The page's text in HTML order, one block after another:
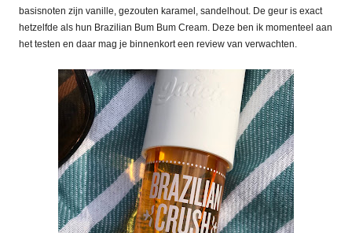
basisnoten zijn vanille, gezouten karamel, sandelhout. De geur is exact
hetzelfde als hun Brazilian Bum Bum Cream. Deze ben ik momenteel aan
het testen en daar mag je binnenkort een review van verwachten.